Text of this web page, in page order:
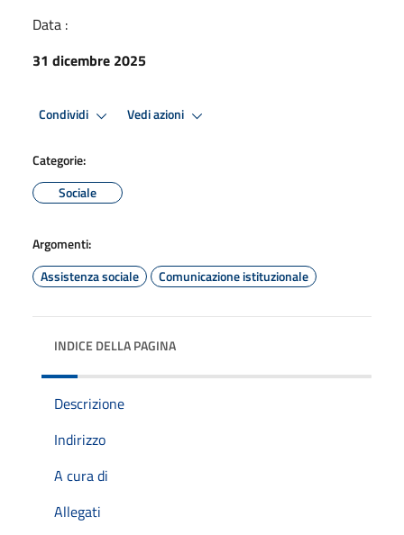
Data :
31 dicembre 2025
Condividi Vedi azioni
Categorie:
Sociale
Argomenti:
Assistenza sociale
Comunicazione istituzionale
INDICE DELLA PAGINA
Descrizione
Indirizzo
A cura di
Allegati